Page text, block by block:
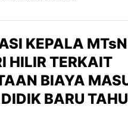
KEPALA
HILIR TERKAIT
BIAYA
BARU